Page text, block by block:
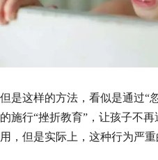
但是这样的方法，看似是通过“
的施行“挫折教育”，让孩子不
用，但是实际上，这种行为严